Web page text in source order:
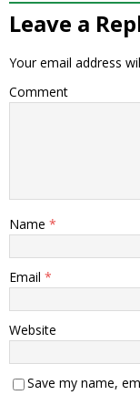
Leave a
Your email address
Comment
Name *
Email *
Website
Save my name,